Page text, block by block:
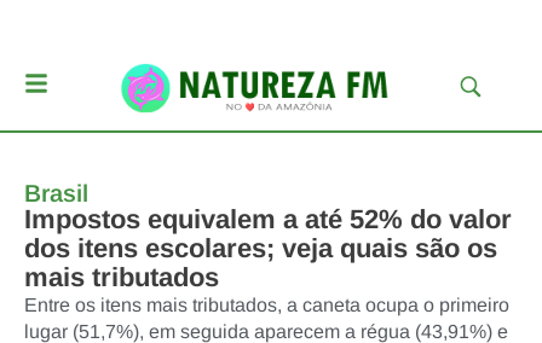
Brasil
Impostos equivalem a até 52% do valor
dos itens escolares; veja quais são os
mais tributados
Entre os itens mais tributados, a caneta ocupa o primeiro
lugar (51,7%), em seguida aparecem a régua (43,91%) e